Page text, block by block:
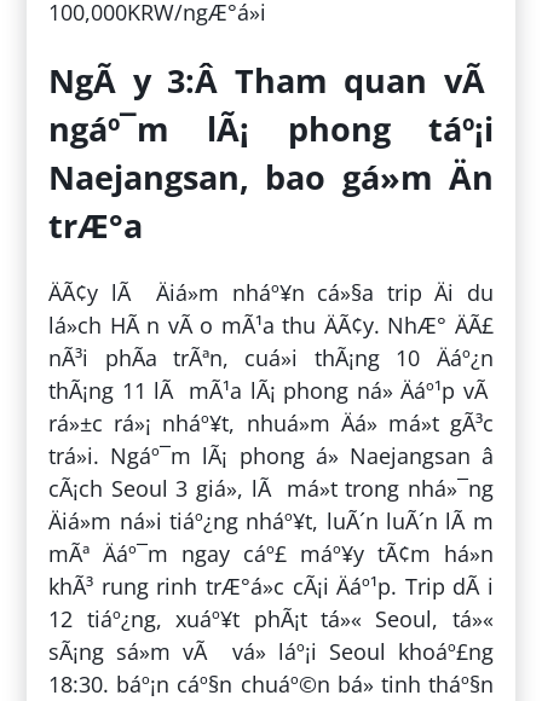
100,000KRW/ngÆ°á»i
NgÃ y 3:Â Tham quan vÃ
ngáº¯m lÃ¡ phong táº¡i
Naejangsan, bao gá»m Än
trÆ°a
ÄÃ¢y lÃ Äiá»m nháº¥n cá»§a trip Äi du
lá»ch HÃ n vÃ o mÃ¹a thu ÄÃ¢y. NhÆ° ÄÃ£
nÃ³i phÃ­a trÃªn, cuá»i thÃ¡ng 10 Äáº¿n
thÃ¡ng 11 lÃ mÃ¹a lÃ¡ phong ná» Äáº¹p vÃ
rá»±c rá»¡ nháº¥t, nhuá»m Äá» má»t gÃ³c
trá»i. Ngáº¯m lÃ¡ phong á» Naejangsan â
cÃ¡ch Seoul 3 giá», lÃ má»t trong nhá»¯ng
Äiá»m ná»i tiáº¿ng nháº¥t, luÃ´n luÃ´n lÃ m
mÃª Äáº¯m ngay cáº£ máº¥y tÃ¢m há»n
khÃ³ rung rinh trÆ°á»c cÃ¡i Äáº¹p. Trip dÃ i
12 tiáº¿ng, xuáº¥t phÃ¡t tá»« Seoul, tá»«
sÃ¡ng sá»m vÃ vá» láº¡i Seoul khoáº£ng
18:30. báº¡n cáº§n chuáº©n bá» tinh tháº§n